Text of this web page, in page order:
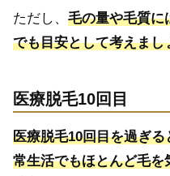
ただし、 毛の量や毛質に
でも目安として考えまし
医療脱毛10回目
医療脱毛10回目を過ぎ
常生活でもほとんど毛